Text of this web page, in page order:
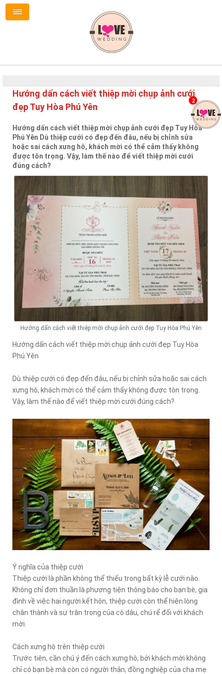
Hướng dấn cách viết thiệp mời chụp ảnh cưới
đẹp Tuy Hòa Phú Yên
Hướng dấn cách viết thiệp mời chụp ảnh cưới đẹp Tuy Hòa
Phú Yên Dù thiệp cưới có đẹp đến đâu, nếu bị chỉnh sửa
hoặc sai cách xưng hô, khách mời có thể cảm thấy không
được tôn trọng. Vậy, làm thế nào để viết thiệp mời cưới
đúng cách?
Hướng dấn cách viết thiệp mời chụp ảnh cưới đẹp Tuy Hòa Phú Yên
Hướng dấn cách viết thiệp mời chụp ảnh cưới đẹp Tuy Hòa
Phú Yên
Dù thiệp cưới có đẹp đến đâu, nếu bị chỉnh sửa hoặc sai cách
xưng hô, khách mời có thể cảm thấy không được tôn trọng.
Vậy, làm thế nào để viết thiệp mời cưới đúng cách?
Ý nghĩa của thiệp cưới
Thiệp cưới là phần không thể thiếu trong bất kỳ lễ cưới nào.
Không chỉ đơn thuần là phương tiện thông báo cho bạn bè, gia
đình về việc hai người kết hôn, thiệp cưới còn thể hiện lòng
chân thành và sự trân trọng của cô dâu, chú rể đối với khách
mời.
Cách xưng hô trên thiệp cưới
Trước tiên, cần chú ý đến cách xưng hô, bởi khách mời không
chỉ có bạn bè mà còn có người thân, đồng nghiệp của cha mẹ
2